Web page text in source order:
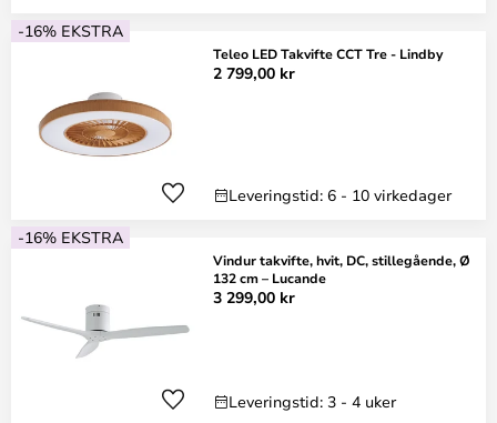
-16% EKSTRA
Teleo LED Takvifte CCT Tre - Lindby
2 799,00 kr
Leveringstid: 6 - 10 virkedager
-16% EKSTRA
Vindur takvifte, hvit, DC, stillegående, Ø
132 cm – Lucande
3 299,00 kr
Leveringstid: 3 - 4 uker